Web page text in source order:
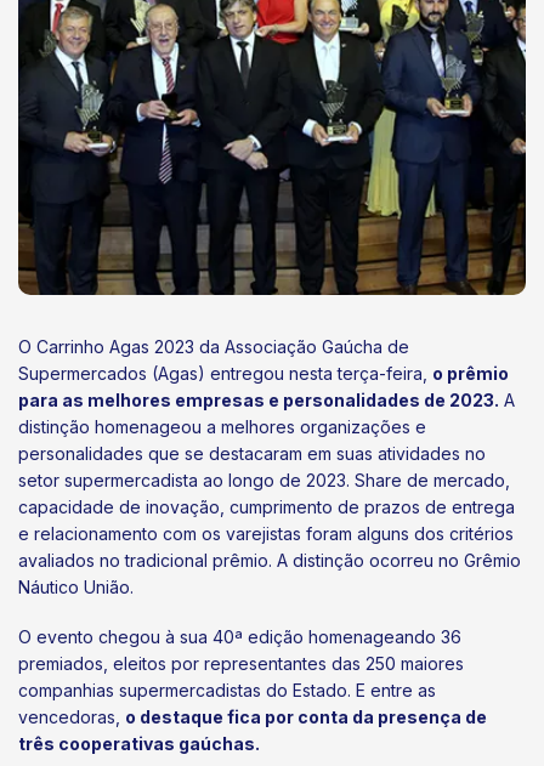
O Carrinho Agas 2023 da Associação Gaúcha de
Supermercados (Agas) entregou nesta terça-feira, o prêmio
para as melhores empresas e personalidades de 2023. A
distinção homenageou a melhores organizações e
personalidades que se destacaram em suas atividades no
setor supermercadista ao longo de 2023. Share de mercado,
capacidade de inovação, cumprimento de prazos de entrega
e relacionamento com os varejistas foram alguns dos critérios
avaliados no tradicional prêmio. A distinção ocorreu no Grêmio
Náutico União.
O evento chegou à sua 40ª edição homenageando 36
premiados, eleitos por representantes das 250 maiores
companhias supermercadistas do Estado. E entre as
vencedoras, o destaque fica por conta da presença de
três cooperativas gaúchas.